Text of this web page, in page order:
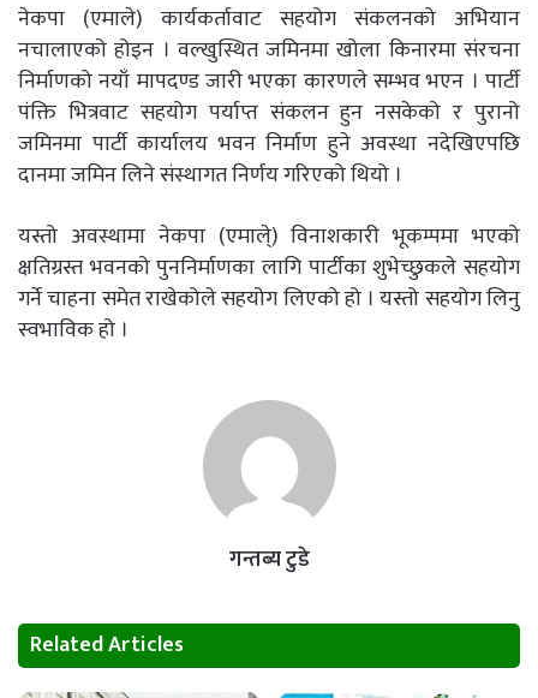
नेकपा (एमाले) कार्यकर्तावाट सहयोग संकलनको अभियान
नचालाएको होइन । वल्खुस्थित जमिनमा खोला किनारमा संरचना
निर्माणको नयाँ मापदण्ड जारी भएका कारणले सम्भव भएन । पार्टी
पंक्ति भित्रवाट सहयोग पर्याप्त संकलन हुन नसकेको र पुरानो
जमिनमा पार्टी कार्यालय भवन निर्माण हुने अवस्था नदेखिएपछि
दानमा जमिन लिने संस्थागत निर्णय गरिएको थियो ।
यस्तो अवस्थामा नेकपा (एमाले्) विनाशकारी भूकम्पमा भएको
क्षतिग्रस्त भवनको पुननिर्माणका लागि पार्टीका शुभेच्छुकले सहयोग
गर्ने चाहना समेत राखेकोले सहयोग लिएको हो । यस्तो सहयोग लिनु
स्वभाविक हो ।
गन्तब्य टुडे
Related Articles